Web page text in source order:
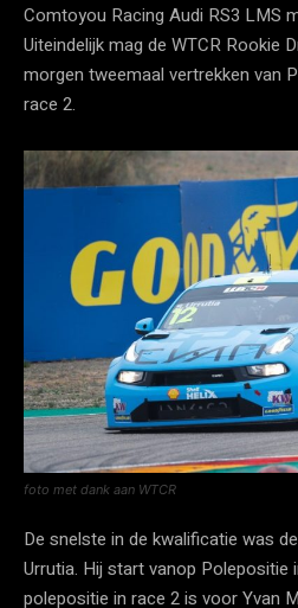
Comtoyou Racing Audi RS3 LMS
Uiteindelijk mag de WTCR Rookie
morgen tweemaal vertrekken van
race 2.
foto met dank aan WTCR
De snelste in de kwalificatie was
Urrutia. Hij start vanop Polepositie
polepositie in race 2 is voor Yvan